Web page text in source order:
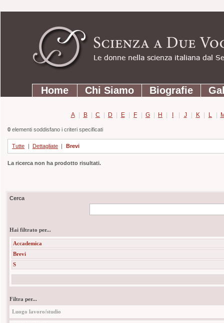
contenuti.
Strumenti
personali
SezioniHome Chi Siamo Biografie
A | B | C | D | E | F | G | H | I | J | K | L |
0elementi soddisfano i criteri specificati
Tutte | Dettagliate | Brevi
La ricerca non ha prodotto risultati.
Cerca
Hai filtrato per...
Accademica
Brevi
S
Filtra per...
Luogo lavoro/studio